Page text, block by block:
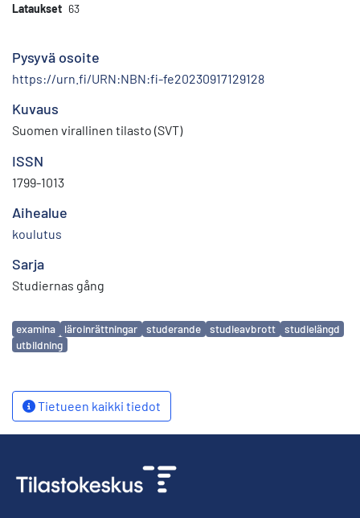
Lataukset 63
Pysyvä osoite
https://urn.fi/URN:NBN:fi-fe20230917129128
Kuvaus
Suomen virallinen tilasto (SVT)
ISSN
1799-1013
Aihealue
koulutus
Sarja
Studiernas gång
Avainsanat
examina läroinrättningar studerande studieavbrott
studielängd
utbildning
Tietueen kaikki tiedot